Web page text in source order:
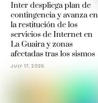
Inter despliega plan de
contingencia y avanza en
la restitución de los
servicios de Internet en
La Guaira y zonas
afectadas tras los sismos
JULY 17, 2026